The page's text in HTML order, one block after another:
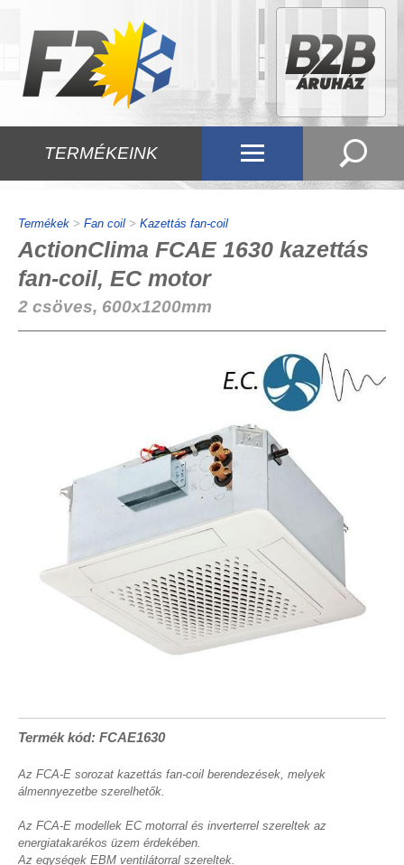
TERMÉKEINK
Termékek > Fan coil > Kazettás fan-coil
ActionClima FCAE 1630 kazettás
fan-coil, EC motor
2 csöves, 600x1200mm
Termék kód: FCAE1630
Az FCA-E sorozat kazettás fan-coil berendezések, melyek
álmennyezetbe szerelhetők.
Az FCA-E modellek EC motorral és inverterrel szereltek az
energiatakarékos üzem érdekében.
Az egységek EBM ventilátorral szereltek.